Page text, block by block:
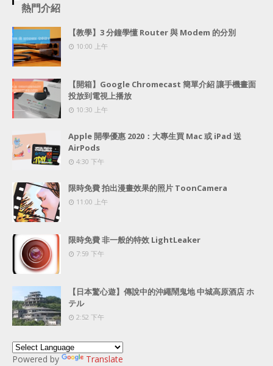
熱門介紹
【教學】3 分鐘學懂 Router 與 Modem 的分別
10:00 上午
【開箱】Google Chromecast 簡單介紹 讓手機畫面
投放到電視上播放
10:30 上午
Apple 開學優惠 2020：大專生買 Mac 或 iPad 送
AirPods
4:30 下午
限時免費 拍出漫畫效果的照片 ToonCamera
11:00 上午
限時免費 非一般的特效 LightLeaker
7:59 下午
【日本驚心遊】傳說中的沖繩鬧鬼地 中城高原酒店 ホ
テル
2:52 下午
Powered by Translate